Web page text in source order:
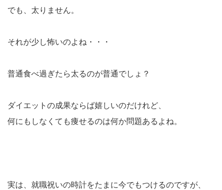
でも、太りません。
それが少し怖いのよね・・・
普通食べ過ぎたら太るのが普通でしょ？
ダイエットの成果ならば嬉しいのだけれど、
何にもしなくても痩せるのは何か問題あるよね。
実は、就職祝いの時計をたまに今でもつけるのですが、